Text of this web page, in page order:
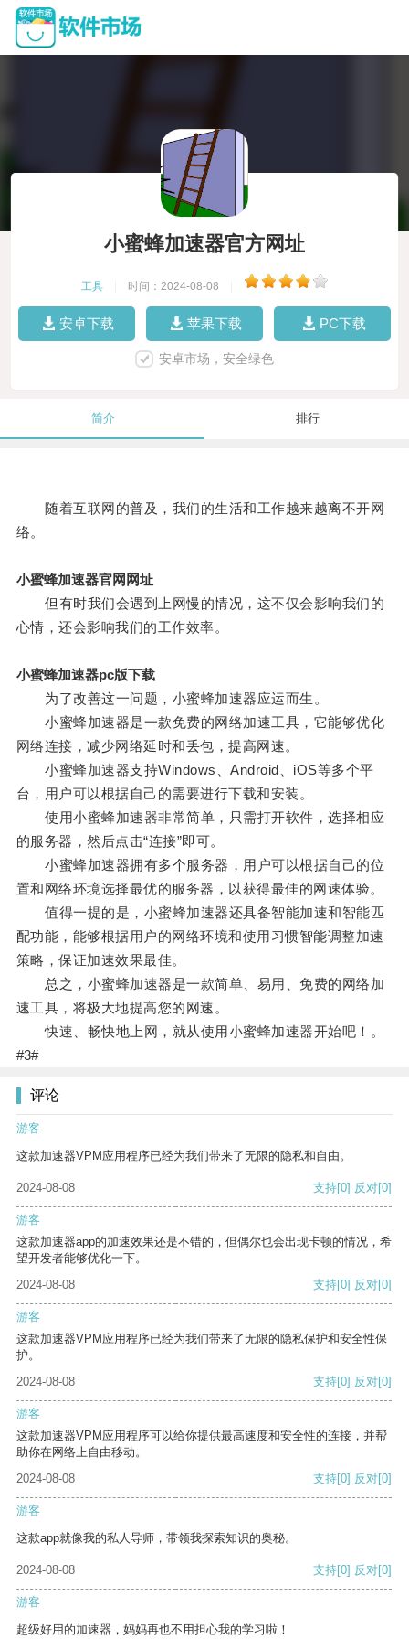
小蜜蜂加速器官方网址
工具 时间：2024-08-08
安卓下载 苹果下载 PC下载
安卓市场，安全绿色
简介 排行
随着互联网的普及，我们的生活和工作越来越离不开网
络。
小蜜蜂加速器官网网址
但有时我们会遇到上网慢的情况，这不仅会影响我们的
心情，还会影响我们的工作效率。
小蜜蜂加速器pc版下载
为了改善这一问题，小蜜蜂加速器应运而生。
小蜜蜂加速器是一款免费的网络加速工具，它能够优化
网络连接，减少网络延时和丢包，提高网速。
小蜜蜂加速器支持Windows、Android、iOS等多个平
台，用户可以根据自己的需要进行下载和安装。
使用小蜜蜂加速器非常简单，只需打开软件，选择相应
的服务器，然后点击“连接”即可。
小蜜蜂加速器拥有多个服务器，用户可以根据自己的位
置和网络环境选择最优的服务器，以获得最佳的网速体验。
值得一提的是，小蜜蜂加速器还具备智能加速和智能匹
配功能，能够根据用户的网络环境和使用习惯智能调整加速
策略，保证加速效果最佳。
总之，小蜜蜂加速器是一款简单、易用、免费的网络加
速工具，将极大地提高您的网速。
快速、畅快地上网，就从使用小蜜蜂加速器开始吧！。
#3#
评论
游客
这款加速器VPM应用程序已经为我们带来了无限的隐私和自由。
2024-08-08 支持[0] 反对[0]
游客
这款加速器app的加速效果还是不错的，但偶尔也会出现卡顿的情况，希
望开发者能够优化一下。
2024-08-08
支持[0] 反对[0]
游客
这款加速器VPM应用程序已经为我们带来了无限的隐私保护和安全性保
护。
2024-08-08
支持[0] 反对[0]
游客
这款加速器VPM应用程序可以给你提供最高速度和安全性的连接，并帮
助你在网络上自由移动。
2024-08-08
支持[0] 反对[0]
游客
这款app就像我的私人导师，带领我探索知识的奥秘。
2024-08-08 支持[0] 反对[0]
游客
超级好用的加速器，妈妈再也不用担心我的学习啦！